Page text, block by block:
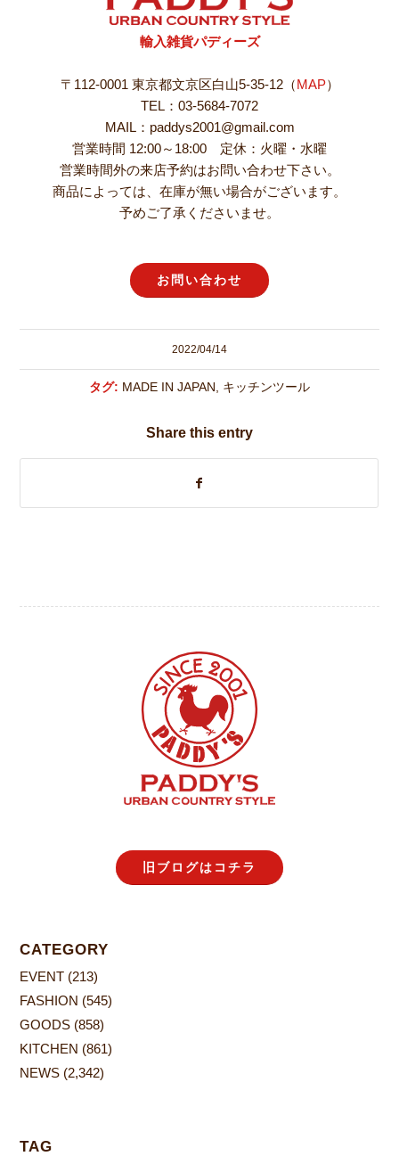
輸入雑貨パディーズ
〒112-0001 東京都文京区白山5-35-12（MAP）
TEL：03-5684-7072
MAIL：paddys2001@gmail.com
営業時間 12:00～18:00 定休：火曜・水曜
営業時間外の来店予約はお問い合わせ下さい。
商品によっては、在庫が無い場合がございます。
予めご了承くださいませ。
お問い合わせ
2022/04/14
タグ: MADE IN JAPAN , キッチンツール
Share this entry
旧ブログはコチラ
CATEGORY
EVENT (213)
FASHION (545)
GOODS (858)
KITCHEN (861)
NEWS (2,342)
TAG